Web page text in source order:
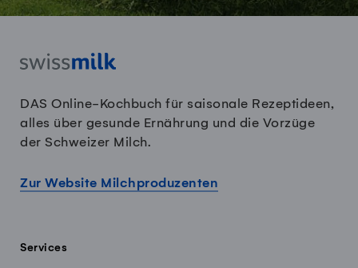
DAS Online-Kochbuch für saisonale Rezeptideen,
alles über gesunde Ernährung und die Vorzüge
der Schweizer Milch.
Zur Website Milchproduzenten
Services